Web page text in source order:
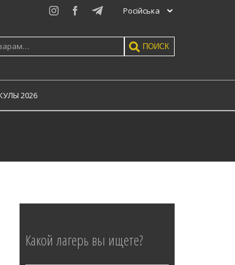
InstagramFacebook
Telegram
ПОИСК
2026
Какой лагерь вы ищете?